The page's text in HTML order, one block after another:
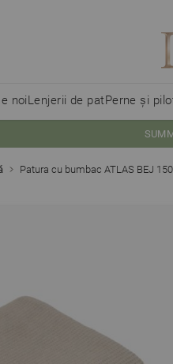
noiLenjerii de patPerne și
Patura cu bumbac ATLAS BEJ